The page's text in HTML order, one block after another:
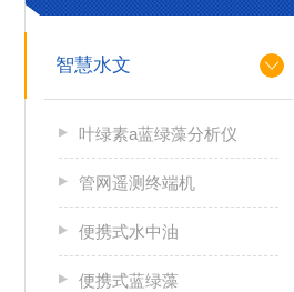
智慧水文
叶绿素a蓝绿藻分析仪
管网遥测终端机
便携式水中油
便携式蓝绿藻